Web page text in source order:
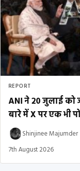
REPORT
ANI ने 20 जुलाई को
बारे में X पर एक भी
Shinjinee Majumder
7th August 2026